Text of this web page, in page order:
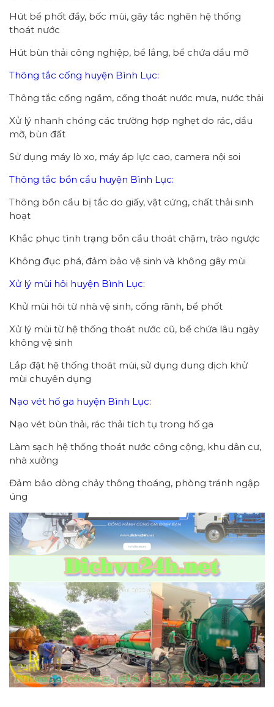
Hút bể phốt đầy, bốc mùi, gây tắc nghẽn hệ thống
thoát nước
Hút bùn thải công nghiệp, bể lắng, bể chứa dầu mỡ
Thông tắc cống huyện Bình Lục:
Thông tắc cống ngầm, cống thoát nước mưa, nước thải
Xử lý nhanh chóng các trường hợp nghẹt do rác, dầu
mỡ, bùn đất
Sử dụng máy lò xo, máy áp lực cao, camera nội soi
Thông tắc bồn cầu huyện Bình Lục:
Thông bồn cầu bị tắc do giấy, vật cứng, chất thải sinh
hoạt
Khắc phục tình trạng bồn cầu thoát chậm, trào ngược
Không đục phá, đảm bảo vệ sinh và không gây mùi
Xử lý mùi hôi huyện Bình Lục:
Khử mùi hôi từ nhà vệ sinh, cống rãnh, bể phốt
Xử lý mùi từ hệ thống thoát nước cũ, bể chứa lâu ngày
không vệ sinh
Lắp đặt hệ thống thoát mùi, sử dụng dung dịch khử
mùi chuyên dụng
Nạo vét hố ga huyện Bình Lục:
Nạo vét bùn thải, rác thải tích tụ trong hố ga
Làm sạch hệ thống thoát nước công cộng, khu dân cư,
nhà xưởng
Đảm bảo dòng chảy thông thoáng, phòng tránh ngập
úng